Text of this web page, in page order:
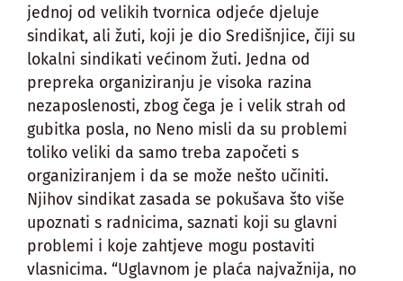
jednoj od velikih tvornica odjeće djeluje
sindikat, ali žuti, koji je dio Središnjice, čiji su
lokalni sindikati većinom žuti. Jedna od
prepreka organiziranju je visoka razina
nezaposlenosti, zbog čega je i velik strah od
gubitka posla, no Neno misli da su problemi
toliko veliki da samo treba započeti s
organiziranjem i da se može nešto učiniti.
Njihov sindikat zasada se pokušava što više
upoznati s radnicima, saznati koji su glavni
problemi i koje zahtjeve mogu postaviti
vlasnicima. “Uglavnom je plaća najvažnija, no